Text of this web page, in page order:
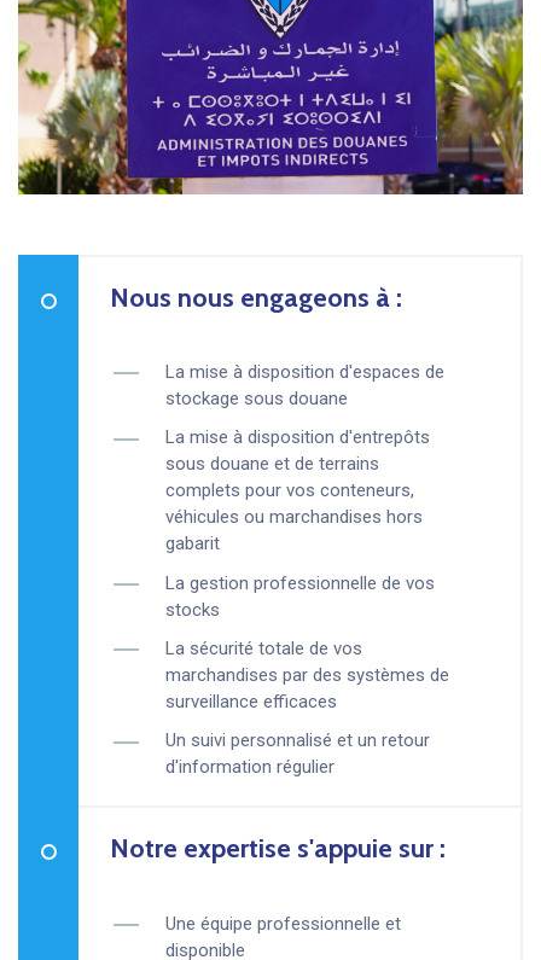
Nous nous engageons à :
La mise à disposition d'espaces de
stockage sous douane
La mise à disposition d'entrepôts
sous douane et de terrains
complets pour vos conteneurs,
véhicules ou marchandises hors
gabarit
La gestion professionnelle de vos
stocks
La sécurité totale de vos
marchandises par des systèmes de
surveillance efficaces
Un suivi personnalisé et un retour
d'information régulier
Notre expertise s'appuie sur :
Une équipe professionnelle et
disponible